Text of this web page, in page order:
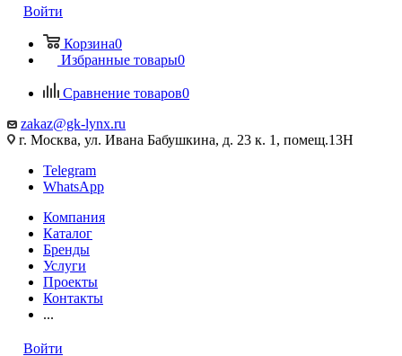
Войти
Корзина0
Избранные товары0
Сравнение товаров0
zakaz@gk-lynx.ru
г. Москва, ул. Ивана Бабушкина, д. 23 к. 1, помещ.13Н
Telegram
WhatsApp
Компания
Каталог
Бренды
Услуги
Проекты
Контакты
...
Войти